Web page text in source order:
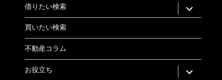
借りたい検索 expand
child
menu
買いたい検索
不動産コラム
お役立ち expand
child